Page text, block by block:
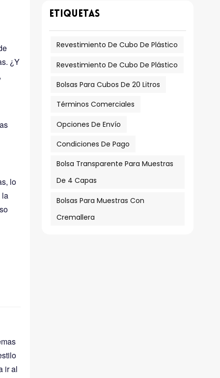
ETIQUETAS
Revestimiento De Cubo De Plástico
Revestimiento De Cubo De Plástico
Bolsas Para Cubos De 20 Litros
Términos Comerciales
Opciones De Envío
Condiciones De Pago
Bolsa Transparente Para Muestras
De 4 Capas
Bolsas Para Muestras Con
Cremallera
¿Y
lo
la
ir al